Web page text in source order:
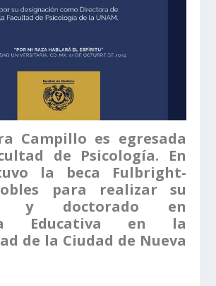
Campillo es egresada
de Psicología. En
la beca Fulbright-
para realizar su
y doctorado en
Educativa en la
de la Ciudad de Nueva